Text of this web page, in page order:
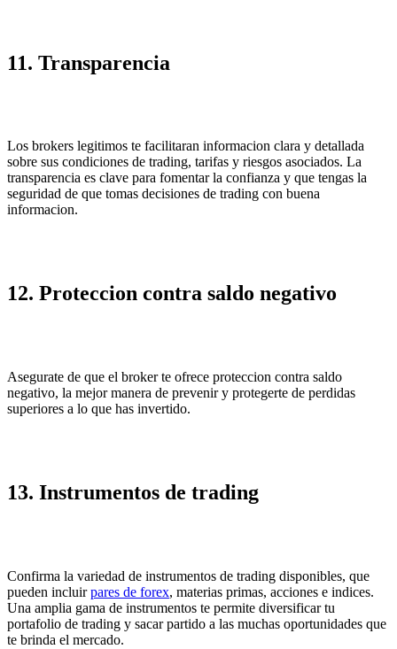
11. Transparencia
Los brokers legitimos te facilitaran informacion clara y detallada
sobre sus condiciones de trading, tarifas y riesgos asociados. La
transparencia es clave para fomentar la confianza y que tengas la
seguridad de que tomas decisiones de trading con buena
informacion.
12. Proteccion contra saldo negativo
Asegurate de que el broker te ofrece proteccion contra saldo
negativo, la mejor manera de prevenir y protegerte de perdidas
superiores a lo que has invertido.
13. Instrumentos de trading
Confirma la variedad de instrumentos de trading disponibles, que
pueden incluirpares de forex, materias primas, acciones e indices.
Una amplia gama de instrumentos te permite diversificar tu
portafolio de trading y sacar partido a las muchas oportunidades que
te brinda el mercado.